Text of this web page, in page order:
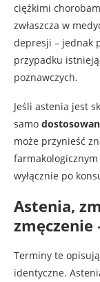
ciężkimi
zwłaszcza w
depresji – jednak
przypadku
poznawczych.
Jeśli astenia jest
samo
może przynieść
wyłącznie po
Astenia,
zmęczenie
Terminy te
identyczne.